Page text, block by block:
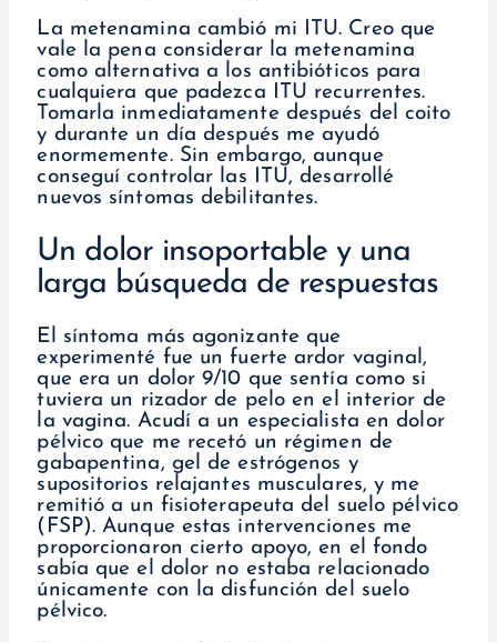
La metenamina cambió mi ITU. Creo que
vale la pena considerar la metenamina
como alternativa a los antibióticos para
cualquiera que padezca ITU recurrentes.
Tomarla inmediatamente después del coito
y durante un día después me ayudó
enormemente. Sin embargo, aunque
conseguí controlar las ITU, desarrollé
nuevos síntomas debilitantes.
Un dolor insoportable y una
larga búsqueda de respuestas
El síntoma más agonizante que
experimenté fue un fuerte ardor vaginal,
que era un dolor 9/10 que sentía como si
tuviera un rizador de pelo en el interior de
la vagina. Acudí a un especialista en dolor
pélvico que me recetó un régimen de
gabapentina, gel de estrógenos y
supositorios relajantes musculares, y me
remitió a un fisioterapeuta del suelo pélvico
(FSP). Aunque estas intervenciones me
proporcionaron cierto apoyo, en el fondo
sabía que el dolor no estaba relacionado
únicamente con la disfunción del suelo
pélvico.